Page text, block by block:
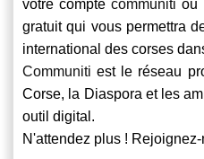
votre compte communiti ou
gratuit qui vous permettra
international des corses
Communiti est le réseau
Corse, la Diaspora et les
outil digital.
N'attendez plus ! Rejoignez-